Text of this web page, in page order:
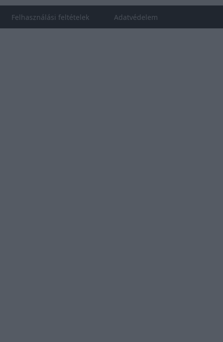
Felhasználási feltételek Adatvédelem